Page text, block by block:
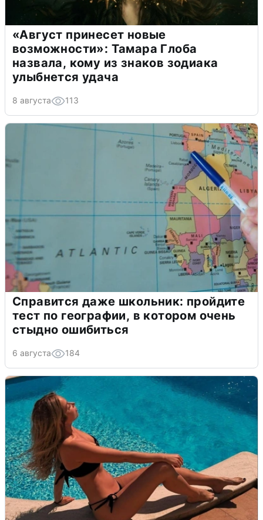
«Август принесет новые
возможности»: Тамара Глоба
назвала, кому из знаков зодиака
улыбнется удача
8 августа 113
Справится даже школьник: пройдите
тест по географии, в котором очень
стыдно ошибиться
6 августа 184